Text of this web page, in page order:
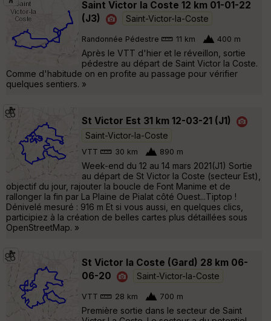
Saint Victor la Coste 12 km 01-01-22
(J3)
Saint-Victor-la-Coste
Randonnée Pédestre 11 km 400 m
Après le VTT d'hier et le réveillon, sortie
pédestre au départ de Saint Victor la Coste.
Comme d'habitude on en profite au passage pour vérifier
quelques sentiers. »
St Victor Est 31 km 12-03-21 (J1)
Saint-Victor-la-Coste
VTT 30 km 890 m
Week-end du 12 au 14 mars 2021(J1) Sortie
au départ de St Victor la Coste (secteur Est),
objectif du jour, rajouter la boucle de Font Manime et de
rallonger la fin par La Plaine de Pialat côté Ouest...Tiptop !
Dénivelé mesuré : 916 m Et si vous aussi, en quelques clics,
participiez à la création de belles cartes plus détaillées sous
OpenStreetMap. »
St Victor la Coste (Gard) 28 km 06-
06-20
Saint-Victor-la-Coste
VTT 28 km 700 m
Première sortie dans le secteur de Saint